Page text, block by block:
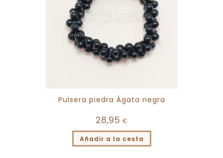
Pulsera piedra Ágata negra
28,95 €
Añadir a la cesta